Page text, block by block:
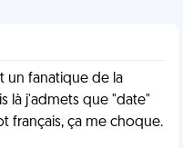
un fanatique de la
là j'admets que "date"
français, ça me choque.